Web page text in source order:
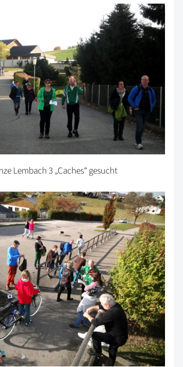
Lembach 3 „Caches“ gesucht